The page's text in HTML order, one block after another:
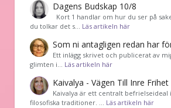
Dagens Budskap 10/8
Kort 1 handlar om hur du ser på
du tolkar det s… Läs artikeln här
Som ni antagligen redan har
Ett inlägg skrivet och publicerat av
glimten i… Läs artikeln här
Kaivalya - Vägen Till Inre Frihet
Kaivalya är ett centralt befrielseideal
filosofiska traditioner. … Läs artikeln här